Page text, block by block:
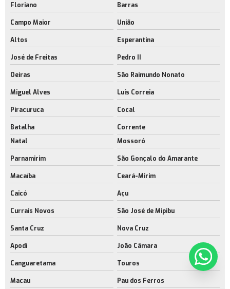
Floriano Barras
Campo Maior União
Altos Esperantina
José de Freitas Pedro II
Oeiras São Raimundo Nonato
Miguel Alves Luís Correia
Piracuruca Cocal
Batalha
Corrente
Natal
Mossoró
Parnamirim São Gonçalo do Amarante
Macaíba Ceará-Mirim
Caicó Açu
Currais Novos São José de Mipibu
Santa Cruz Nova Cruz
Apodi João Câmara
Canguaretama Touros
Macau Pau dos Ferros